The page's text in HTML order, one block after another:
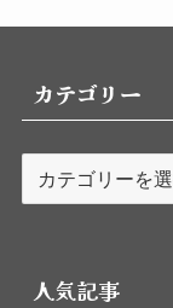
カテゴリー
ー人気記事